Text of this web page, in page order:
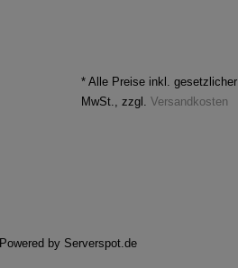
* Alle Preise inkl. gesetzlicher
MwSt., zzgl. Versandkosten
Powered by Serverspot.de